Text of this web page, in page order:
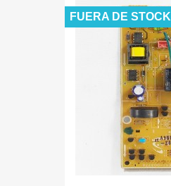
FUERA DE STOCK